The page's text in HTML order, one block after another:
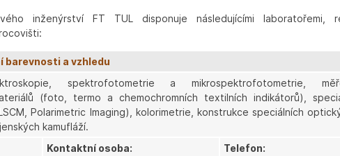
inženýrství FT TUL disponuje následujícími laboratořemi,
barevnosti a vzhledu
spektrofotometrie a mikrospektrofotometrie,
(foto, termo a chemochromních textilních indikátorů),
Polarimetric Imaging), kolorimetrie, konstrukce speciálních
kamufláží.
Kontaktní osoba:
Telefon: